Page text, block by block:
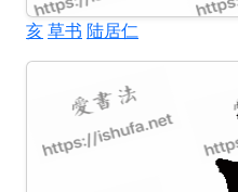
亥草书 陆居仁